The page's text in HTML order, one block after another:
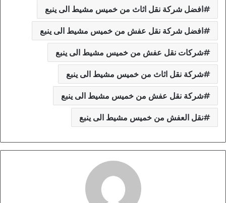
افضل شركة نقل اثاث من خميس مشيط الى ينبع
افضل شركة نقل عفش من خميس مشيط الى ينبع
شركات نقل عفش من خميس مشيط الى ينبع
شركة نقل اثاث من خميس مشيط الى ينبع
شركة نقل عفش من خميس مشيط الى ينبع
نقل العفش من خميس مشيط الى ينبع